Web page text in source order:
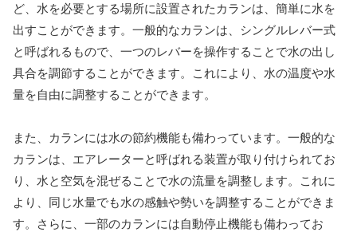
ど、水を必要とする場所に設置されたカランは、簡単に水を
出すことができます。一般的なカランは、シングルレバー式
と呼ばれるもので、一つのレバーを操作することで水の出し
具合を調節することができます。これにより、水の温度や水
量を自由に調整することができます。
また、カランには水の節約機能も備わっています。一般的な
カランは、エアレーターと呼ばれる装置が取り付けられてお
り、水と空気を混ぜることで水の流量を調整します。これに
より、同じ水量でも水の感触や勢いを調整することができま
す。さらに、一部のカランには自動停止機能も備わってお